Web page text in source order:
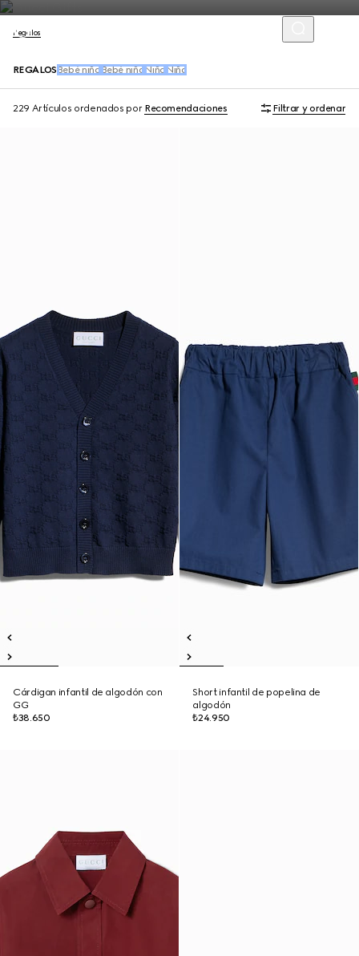
Regalos
REGALOS Bebé niño Bebé niña Niño Niña
229 Artículos ordenados por Recomendaciones Filtrar y ordenar
Cárdigan infantil de algodón con
GG
₺38.650
Short infantil de popelina de
algodón
₺24.950